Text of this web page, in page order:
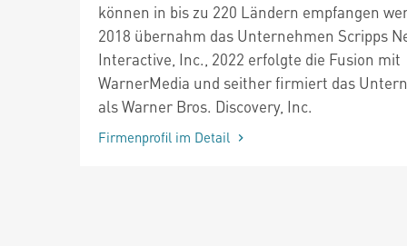
können in bis zu 220 Ländern empfangen
2018 übernahm das Unternehmen Scripps
Interactive, Inc., 2022 erfolgte die Fusion mit
WarnerMedia und seither firmiert das
als Warner Bros. Discovery, Inc.
Firmenprofil im Detail